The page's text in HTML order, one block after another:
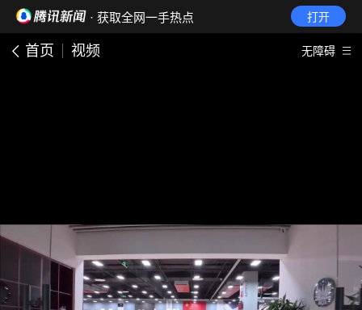
· 获取全网一手热点 打开
首页 视频 无障碍